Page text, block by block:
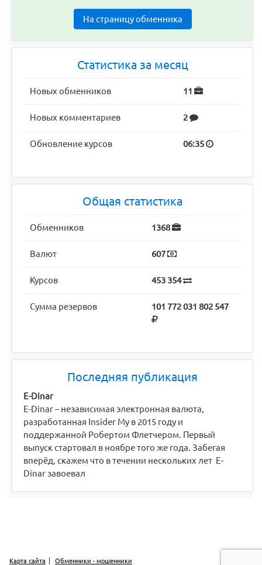
На страницу обменника
Статистика за месяц
Новых обменников 11
Новых комментариев 2
Обновление курсов 06:35
Общая статистика
Обменников 1368
Валют 607
Курсов 453 354
Сумма резервов 101 772 031 802 547
Последняя публикация
E-Dinar
E-Dinar – независимая электронная валюта,
разработанная Insider My в 2015 году и
поддержанной Робертом Флетчером. Первый
выпуск стартовал в ноябре того же года. Забегая
вперёд, скажем что в течении нескольких лет E-
Dinar завоевал
Карта сайта Обменники - мошенники